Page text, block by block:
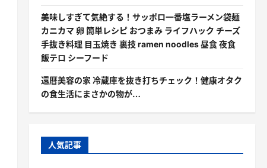
美味しすぎて気絶する！サッポロ一番塩ラーメン袋麺
カニカマ 卵 簡単レシピ おつまみ ライフハック チーズ
手抜き料理 目玉焼き 裏技 ramen noodles 昼食 夜食
飯テロ シーフード
還暦美容の家 冷蔵庫を抜き打ちチェック！健康オタク
の食生活にまさかの物が…
人気記事